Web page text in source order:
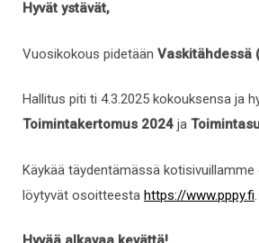
Hyvät ystävät,
Vuosikokous pidetään Vaskitähdessä
Hallitus piti ti 4.3.2025 kokouksensa ja
Toimintakertomus 2024 ja
Käykää täydentämässä
löytyvät osoitteesta https://www.pppy.fi